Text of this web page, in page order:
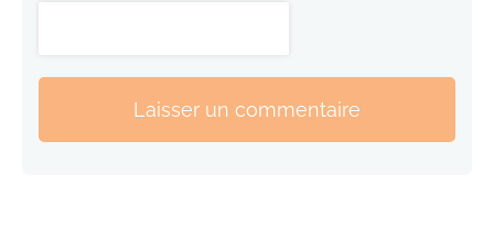
Laisser un commentaire